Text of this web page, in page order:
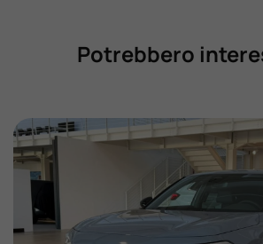
Potrebbero